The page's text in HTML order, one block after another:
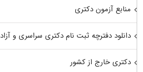
منابع آزمون دکتری
دانلود دفترچه ثبت نام دکتری سراسری و آزاد
دکتری خارج از کشور